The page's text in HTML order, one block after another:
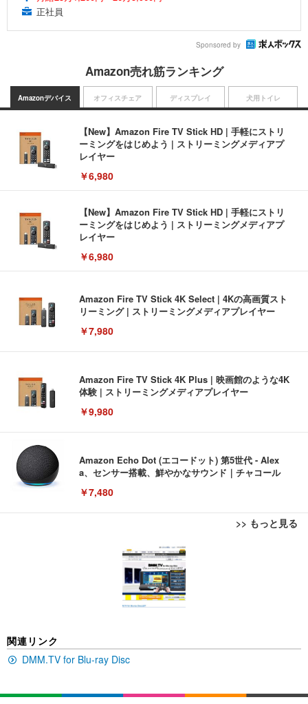
正社員
Sponsored by
Amazon売れ筋ランキング
Amazonデバイス
【New】Amazon Fire TV Stick HD | 手軽にストリ
ーミングをはじめよう | ストリーミングメディアプ
レイヤー
￥6,980
【New】Amazon Fire TV Stick HD | 手軽にストリ
ーミングをはじめよう | ストリーミングメディアプ
レイヤー
￥6,980
Amazon Fire TV Stick 4K Select | 4Kの高画質スト
リーミング | ストリーミングメディアプレイヤー
￥7,980
Amazon Fire TV Stick 4K Plus | 映画館のような4K
体験 | ストリーミングメディアプレイヤー
￥9,980
Amazon Echo Dot (エコードット) 第5世代 - Alex
a、センサー搭載、鮮やかなサウンド｜チャコール
￥7,480
>> もっと見る
オフィスチェア
[EdoErgo] オフィスチェア 椅子 テレワーク 疲れな
い 跳ね上げ式アームレスト コンパクト 約105度ロッ
キング pc 事務椅子 360度回転 座面昇降 強化ナイロ
ン樹脂ベース 通気性メッシュ 在宅ワーク H-WY01
(黒網+黒枠+黒足)
ュチェア 人間工学 疲れない ブラック
￥27,999
ディスプレイ
EIZO ビジネス向けプレミアムモニター | FlexScan
EV3240X-WT | 31.5型4K UHD・USB Type-C・ホワ
￥105,595
イト
犬用トイレ
Amazonベーシック ペットシーツ 薄型 レギュラー 1
回使い捨て 無香料 ホワイト 300枚
x2袋(84枚) ホワイト(吸収面:ライトブルー)
￥3,234
関連リンク
DMM.TV for Blu-ray Disc